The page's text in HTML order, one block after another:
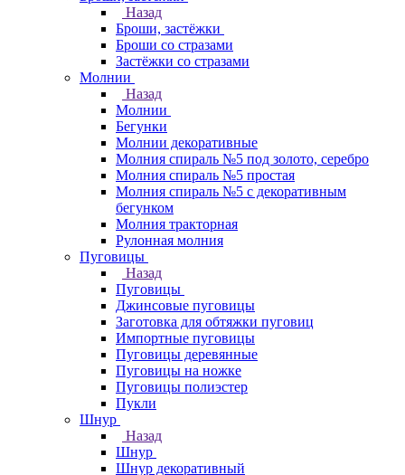
Назад
Броши, застёжки
Броши со стразами
Застёжки со стразами
Молнии
Назад
Молнии
Бегунки
Молнии декоративные
Молния спираль №5 под золото, серебро
Молния спираль №5 простая
Молния спираль №5 с декоративным
бегунком
Молния тракторная
Рулонная молния
Пуговицы
Назад
Пуговицы
Джинсовые пуговицы
Заготовка для обтяжки пуговиц
Импортные пуговицы
Пуговицы деревянные
Пуговицы на ножке
Пуговицы полиэстер
Пукли
Шнур
Назад
Шнур
Шнур декоративный